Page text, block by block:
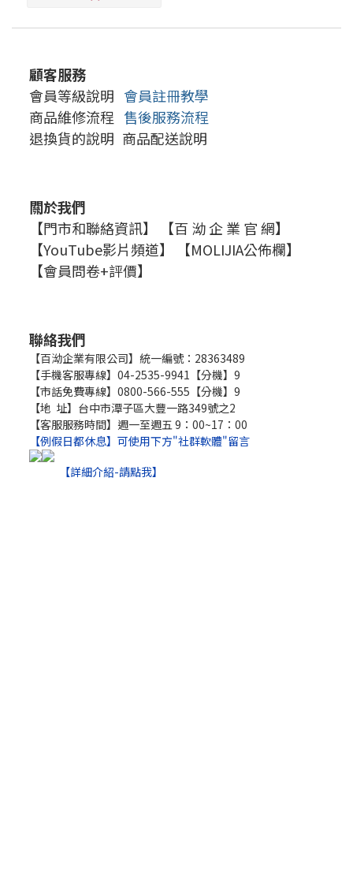
顧客服務
會員等級說明 會員註冊教學
商品維修流程 售後服務流程
退換貨的說明 商品配送說明
關於我們
【門市和聯絡資訊】
【百 泑 企 業 官 網】
【YouTube影片頻道】
【MOLIJIA公佈欄】
【會員問卷+評價】
聯絡我們
【百泑企業有限公司】統一編號：28363489
【手機客服專線】04-2535-9941【分機】9
【市話免費專線】0800-566-555【分機】9
【地 址】台中市潭子區大豐一路349號之2
【客服服務時間】週一至週五 9：00~17：00
【例假日都休息】可使用下方"社群軟體"留言
【詳細介紹-請點我】